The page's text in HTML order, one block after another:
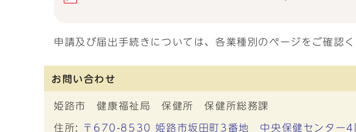
申請及び届出手続きについては、各業種別のページをご確認く
お問い合わせ
姫路市 健康福祉局 保健所 保健所総務課
住所: 〒670-8530 姫路市坂田町3番地 中央保健センター4